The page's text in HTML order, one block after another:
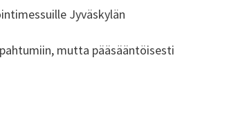
Jyväskylän
mutta pääsääntöisesti